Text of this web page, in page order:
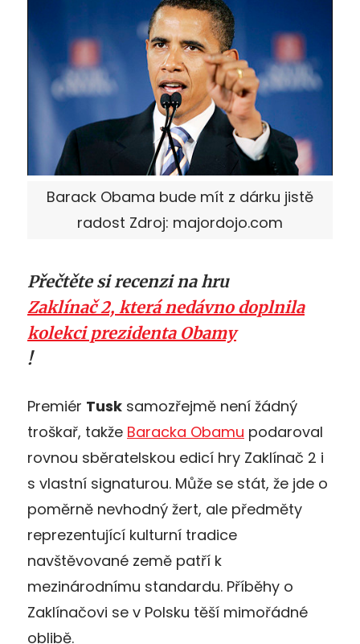
Barack Obama bude mít z dárku jistě
radost Zdroj: majordojo.com
Přečtěte si recenzi na hru
Zaklínač 2, která nedávno doplnila
kolekci prezidenta Obamy
!
Premiér Tusk samozřejmě není žádný
troškař, takže Baracka Obamu podaroval
rovnou sběratelskou edicí hry Zaklínač 2 i
s vlastní signaturou. Může se stát, že jde o
poměrně nevhodný žert, ale předměty
reprezentující kulturní tradice
navštěvované země patří k
mezinárodnímu standardu. Příběhy o
Zaklínačovi se v Polsku těší mimořádné
oblibě.